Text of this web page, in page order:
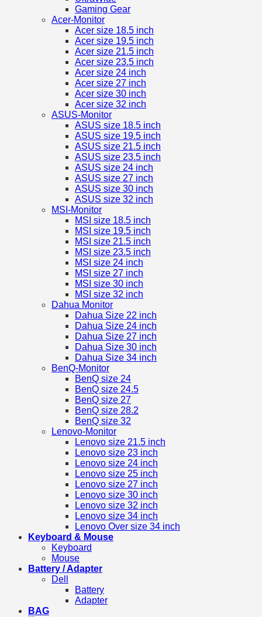
Gaming Gear
Acer-Monitor
Acer size 18.5 inch
Acer size 19.5 inch
Acer size 21.5 inch
Acer size 23.5 inch
Acer size 24 inch
Acer size 27 inch
Acer size 30 inch
Acer size 32 inch
ASUS-Monitor
ASUS size 18.5 inch
ASUS size 19.5 inch
ASUS size 21.5 inch
ASUS size 23.5 inch
ASUS size 24 inch
ASUS size 27 inch
ASUS size 30 inch
ASUS size 32 inch
MSI-Monitor
MSI size 18.5 inch
MSI size 19.5 inch
MSI size 21.5 inch
MSI size 23.5 inch
MSI size 24 inch
MSI size 27 inch
MSI size 30 inch
MSI size 32 inch
Dahua Monitor
Dahua Size 22 inch
Dahua Size 24 inch
Dahua Size 27 inch
Dahua Size 30 inch
Dahua Size 34 inch
BenQ-Monitor
BenQ size 24
BenQ size 24.5
BenQ size 27
BenQ size 28.2
BenQ size 32
Lenovo-Monitor
Lenovo size 21.5 inch
Lenovo size 23 inch
Lenovo size 24 inch
Lenovo size 25 inch
Lenovo size 27 inch
Lenovo size 30 inch
Lenovo size 32 inch
Lenovo size 34 inch
Lenovo Over size 34 inch
Keyboard & Mouse
Keyboard
Mouse
Battery / Adapter
Dell
Battery
Adapter
BAG